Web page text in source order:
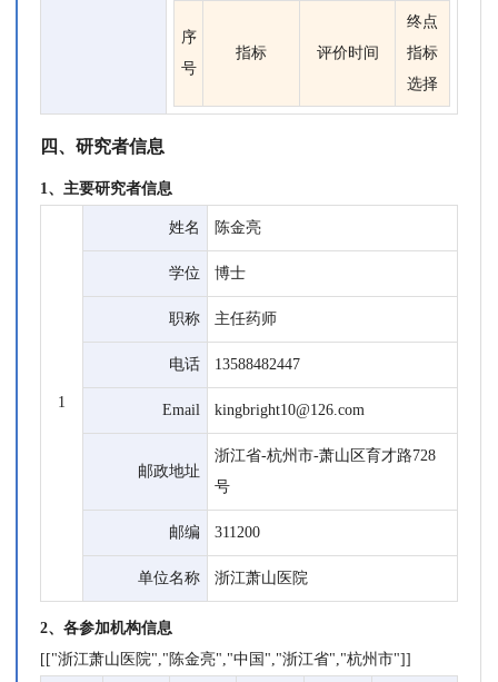
序
号
指标 评价时间
终点
指标
选择
四、研究者信息
1、主要研究者信息
1
姓名 陈金亮
学位 博士
职称 主任药师
电话 13588482447
Email kingbright10@126.com
邮政地址
浙江省-杭州市-萧山区育才路728
号
邮编 311200
单位名称 浙江萧山医院
2、各参加机构信息
[["浙江萧山医院","陈金亮","中国","浙江省","杭州市"]]